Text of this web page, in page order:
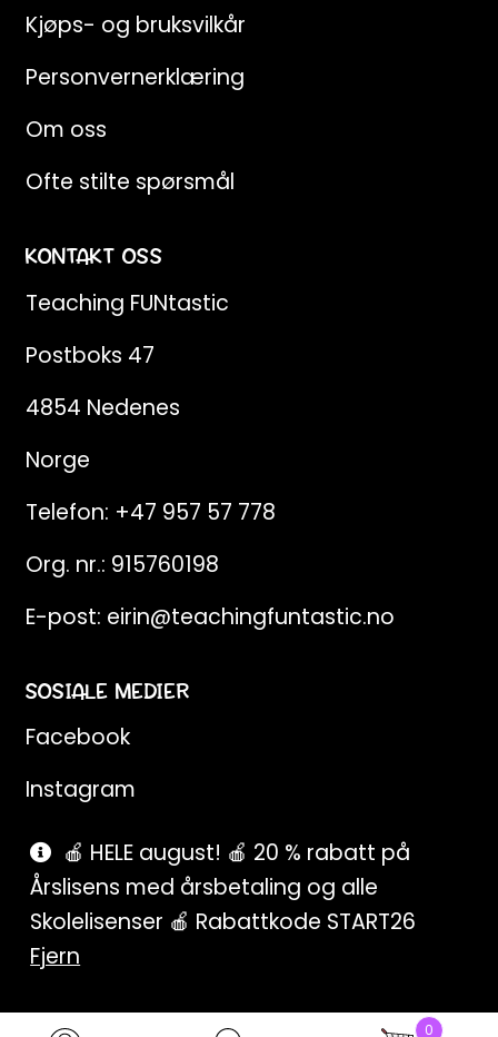
Kjøps- og bruksvilkår
Personvernerklæring
Om oss
Ofte stilte spørsmål
KONTAKT OSS
Teaching FUNtastic
Postboks 47
4854 Nedenes
Norge
Telefon: +47 957 57 778
Org. nr.: 915760198
E-post: eirin@teachingfuntastic.no
SOSIALE MEDIER
Facebook
Instagram
Pinterest
SnapChat
0
🍎 HELE august! 🍎 20 % rabatt på
Årslisens med årsbetaling og alle
Skolelisenser 🍎 Rabattkode START26
Fjern